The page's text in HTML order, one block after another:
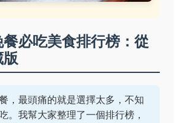
必吃美食排行榜：從
，最頭痛的就是選擇太多，不知
。我幫大家整理了一個排行榜，